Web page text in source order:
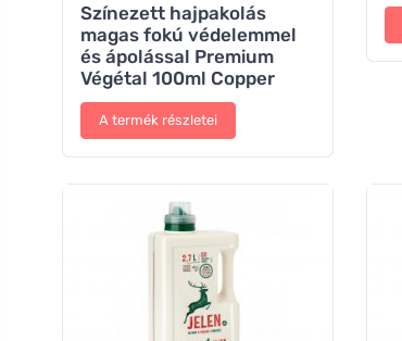
Színezett hajpakolás
magas fokú védelemmel
és ápolással Premium
Végétal 100ml Copper
A termék részletei